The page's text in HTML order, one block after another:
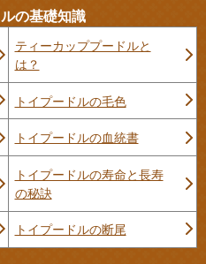
の基礎知識
ティーカッププードルと
は？
トイプードルの毛色
トイプードルの血統書
トイプードルの寿命と長寿
の秘訣
トイプードルの断尾